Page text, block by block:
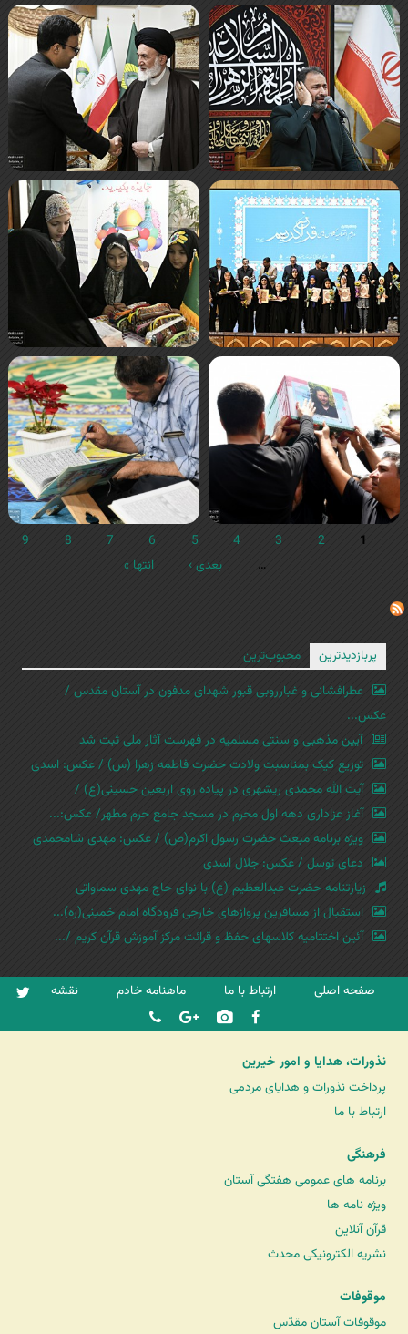
1
2
3
4
5
6
7
8
9
…
بعدی › انتها »
پربازدیدترین
محبوب‌ترین
عطرافشانی و غبارروبی قبور شهدای مدفون در آستان مقدس /
عکس...
آیین مذهبی و سنتی مسلمیه در فهرست آثار ملی ثبت شد
توزیع کیک بمناسبت ولادت حضرت فاطمه زهرا (س) / عکس: اسدی
آیت الله محمدی ریشهری در پیاده روی اربعین حسینی(ع) /
آغاز عزاداری دهه اول محرم در مسجد جامع حرم مطهر/ عکس:...
ویژه برنامه مبعث حضرت رسول اکرم(ص) / عکس: مهدی شامحمدی
دعای توسل / عکس: جلال اسدی
زیارتنامه حضرت عبدالعظیم (ع) با نوای حاج مهدی سماواتی
استقبال از مسافرین پروازهای خارجی فرودگاه امام خمینی(ره)...
آئین اختتامیه کلاسهای حفظ و قرائت مرکز آموزش قرآن کریم /...
صفحه اصلی ارتباط با ما ماهنامه خادم نقشه
نذورات، هدایا و امور خیرین
پرداخت نذورات و هدایای مردمی
ارتباط با ما
فرهنگی
برنامه های عمومی هفتگی آستان
ویژه نامه ها
قرآن آنلاین
نشریه الکترونیکی محدث
موقوفات
موقوفات آستان مقدّس